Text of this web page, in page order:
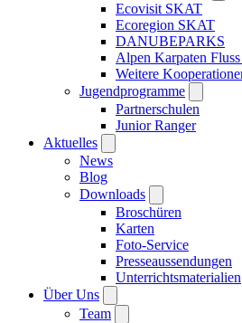
Ecovisit SKAT
Ecoregion SKAT
DANUBEPARKS
Alpen Karpaten
Weitere
Jugendprogramme
Partnerschulen
Junior Ranger
Aktuelles
News
Blog
Downloads
Broschüren
Karten
Foto-Service
Presseaussendungen
Unterrichtsmaterialien
Über Uns
Team